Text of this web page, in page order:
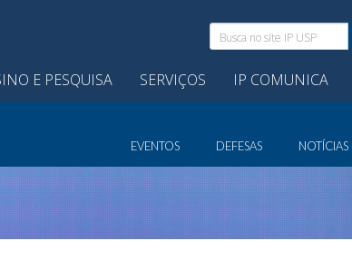
Busca
no
site
IP
E PESQUISA SERVIÇOS IP COMUNICA
EVENTOS DEFESAS NOTÍCIAS